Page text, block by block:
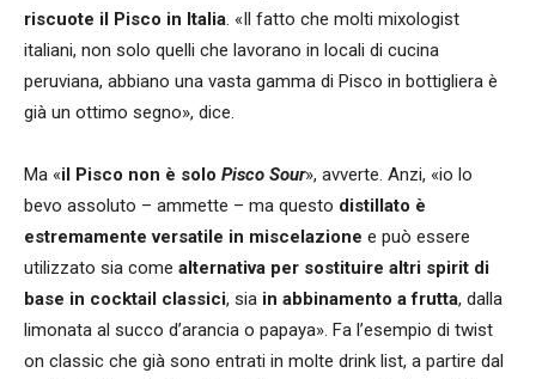
riscuote il Pisco in Italia. «Il fatto che molti mixologist
italiani, non solo quelli che lavorano in locali di cucina
peruviana, abbiano una vasta gamma di Pisco in bottigliera è
già un ottimo segno», dice.
Ma «il Pisco non è solo Pisco Sour», avverte. Anzi, «io lo
bevo assoluto – ammette – ma questo distillato è
estremamente versatile in miscelazione e può essere
utilizzato sia come alternativa per sostituire altri spirit di
base in cocktail classici, sia in abbinamento a frutta, dalla
limonata al succo d’arancia o papaya». Fa l’esempio di twist
on classic che già sono entrati in molte drink list, a partire dal